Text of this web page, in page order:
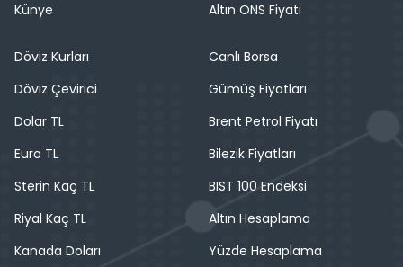
Künye
Altın ONS Fiyatı
Döviz Kurları
Döviz Çevirici
Dolar TL
Euro TL
Sterin Kaç TL
Riyal Kaç TL
Kanada Doları
Canlı Borsa
Gümüş Fiyatları
Brent Petrol Fiyatı
Bilezik Fiyatları
BIST 100 Endeksi
Altın Hesaplama
Yüzde Hesaplama